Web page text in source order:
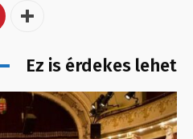
Ez is érdekes lehet